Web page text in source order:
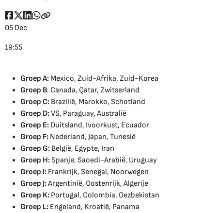
05 Dec
19:55
Groep A: Mexico, Zuid-Afrika, Zuid-Korea
Groep B: Canada, Qatar, Zwitserland
Groep C: Brazilië, Marokko, Schotland
Groep D:VS, Paraguay, Australië
Groep E: Duitsland, Ivoorkust, Ecuador
Groep F: Nederland, Japan, Tunesië
Groep G: België, Egypte, Iran
Groep H:Spanje, Saoedi-Arabië, Uruguay
Groep I: Frankrijk, Senegal, Noorwegen
Groep J:Argentinië, Oostenrijk, Algerije
Groep K: Portugal, Colombia, Oezbekistan
Groep L: Engeland, Kroatië, Panama